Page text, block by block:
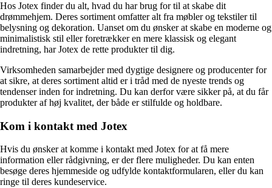
Hos Jotex finder du alt, hvad du har brug for til at skabe dit
drømmehjem. Deres sortiment omfatter alt fra møbler og tekstiler til
belysning og dekoration. Uanset om du ønsker at skabe en moderne og
minimalistisk stil eller foretrækker en mere klassisk og elegant
indretning, har Jotex de rette produkter til dig.
Virksomheden samarbejder med dygtige designere og producenter for
at sikre, at deres sortiment altid er i tråd med de nyeste trends og
tendenser inden for indretning. Du kan derfor være sikker på, at du får
produkter af høj kvalitet, der både er stilfulde og holdbare.
Kom i kontakt med Jotex
Hvis du ønsker at komme i kontakt med Jotex for at få mere
information eller rådgivning, er der flere muligheder. Du kan enten
besøge deres hjemmeside og udfylde kontaktformularen, eller du kan
ringe til deres kundeservice.